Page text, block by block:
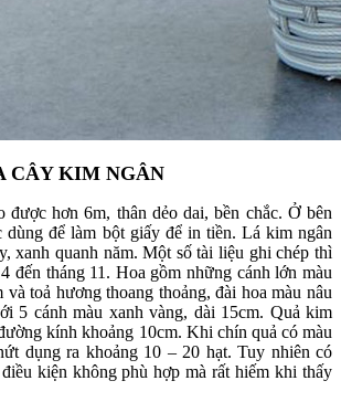
CÂY KIM NGÂN
được hơn 6m, thân dẻo dai, bền chắc. Ở bên
để làm bột giấy để in tiền. Lá kim ngân
xanh quanh năm. Một số tài liệu ghi chép thì
đến tháng 11. Hoa gồm những cánh lớn màu
và toả hương thoang thoảng, đài hoa màu nâu
5 cánh màu xanh vàng, dài 15cm. Quả kim
kính khoảng 10cm. Khi chín quả có màu
dụng ra khoảng 10 – 20 hạt. Tuy nhiên có
kiện không phù hợp mà rất hiếm khi thấy